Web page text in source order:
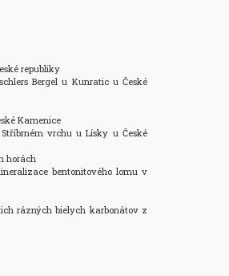
republiky
Bergel u Kunratic u České
Kamenice
Stříbrném vrchu u Lísky u České
horách
bentonitového lomu v
rázných bielych karbonátov z